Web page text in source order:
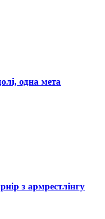
одна мета
з армрестлінгу